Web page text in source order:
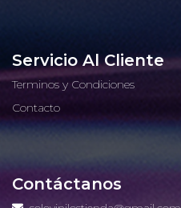
Servicio Al Cliente
Terminos y Condiciones
Contacto
Contáctanos